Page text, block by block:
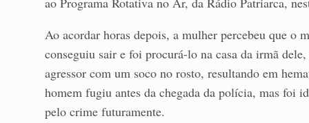
Ao acordar horas depois, a mulher percebeu que o
conseguiu sair e foi procurá-lo na casa da irmã
agressor com um soco no rosto, resultando em
homem fugiu antes da chegada da polícia, mas foi
pelo crime futuramente.